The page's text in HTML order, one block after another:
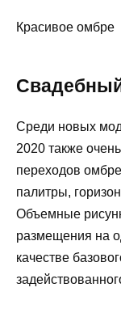
Красивое омбре
Среди новых
2020 также
переходов
палитры,
Объемные
размещения на
качестве